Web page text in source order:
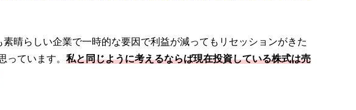
晴らしい企業で一時的な要因で利益が減ってもリセッションがきた
っています。 私と同じように考えるならば現在投資している株式は売